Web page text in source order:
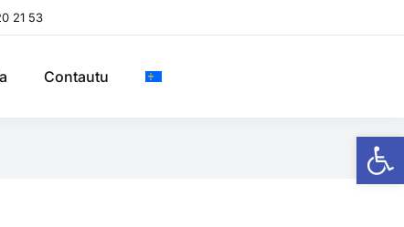
21 53
Contautu